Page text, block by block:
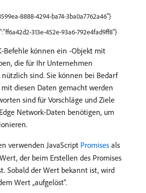
8888-4294-ba74-3ba0a7762a46"}
313e-452e-93a6-792e4fad9ff8"}
Befehle können ein -Objekt mit
die für Ihr Unternehmen
sind. Sie können bei Bedarf
diesen Daten gemacht werden
sind für Vorschläge und Ziele
Network-Daten benötigen, um
verwenden JavaScript Promises als
der beim Erstellen des Promises
Sobald der Wert bekannt ist, wird
Wert „aufgelöst“.